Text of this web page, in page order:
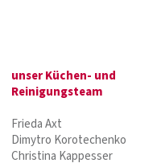
unser Küchen- und
Reinigungsteam
Frieda Axt
Dimytro Korotechenko
Christina Kappesser